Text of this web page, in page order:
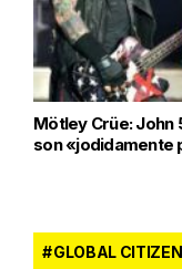
Mötley Crüe: John
son «jodidamente
GLOBAL